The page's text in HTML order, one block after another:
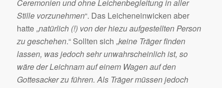
Ceremonien und ohne Leichenbegleitung in aller
Stille vorzunehmen“. Das Leicheneinwicken aber
hatte „natürlich (!) von der hiezu aufgestellten Person
zu geschehen.“ Sollten sich „keine Träger finden
lassen, was jedoch sehr unwahrscheinlich ist, so
wäre der Leichnam auf einem Wagen auf den
Gottesacker zu führen. Als Träger müssen jedoch